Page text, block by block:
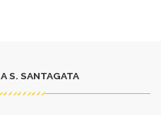
S. SANTAGATA